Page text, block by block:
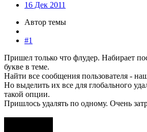
16 Дек 2011
Автор темы
#1
Пришел только что флудер. Набирает
букве в теме.
Найти все сообщения пользователя -
Но выделить их все для глобального
такой опции.
Пришлось удалять по одному. Очень